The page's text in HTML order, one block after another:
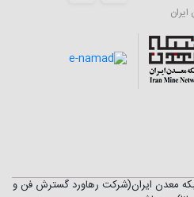
معدن ایران(شرکت رهاورد گسترش فن و